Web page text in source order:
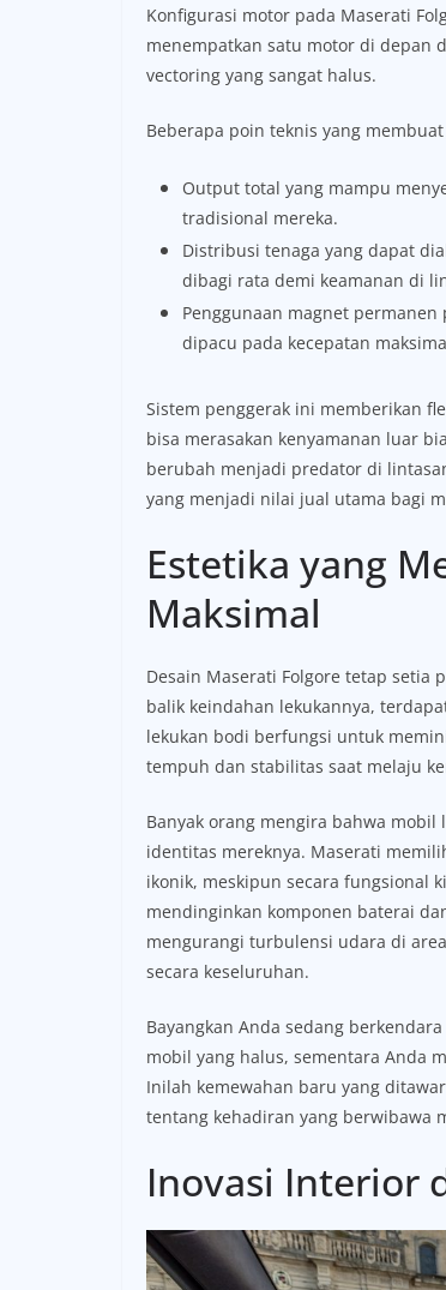
Konfigurasi motor pada Maserati
menempatkan satu motor di depan
vectoring yang sangat halus.
Beberapa poin teknis yang
Output total yang mampu
tradisional mereka.
Distribusi tenaga yang dapat
dibagi rata demi keamanan di
Penggunaan magnet
dipacu pada kecepatan
Sistem penggerak ini memberikan
bisa merasakan kenyamanan luar
berubah menjadi predator di
yang menjadi nilai jual utama bagi
Estetika yang
Maksimal
Desain Maserati Folgore tetap setia
balik keindahan lekukannya,
lekukan bodi berfungsi untuk
tempuh dan stabilitas saat melaju
Banyak orang mengira bahwa
identitas mereknya. Maserati
ikonik, meskipun secara fungsional
mendinginkan komponen baterai
mengurangi turbulensi udara di
secara keseluruhan.
Bayangkan Anda sedang
mobil yang halus, sementara Anda
Inilah kemewahan baru yang
tentang kehadiran yang berwibawa
Inovasi Interior